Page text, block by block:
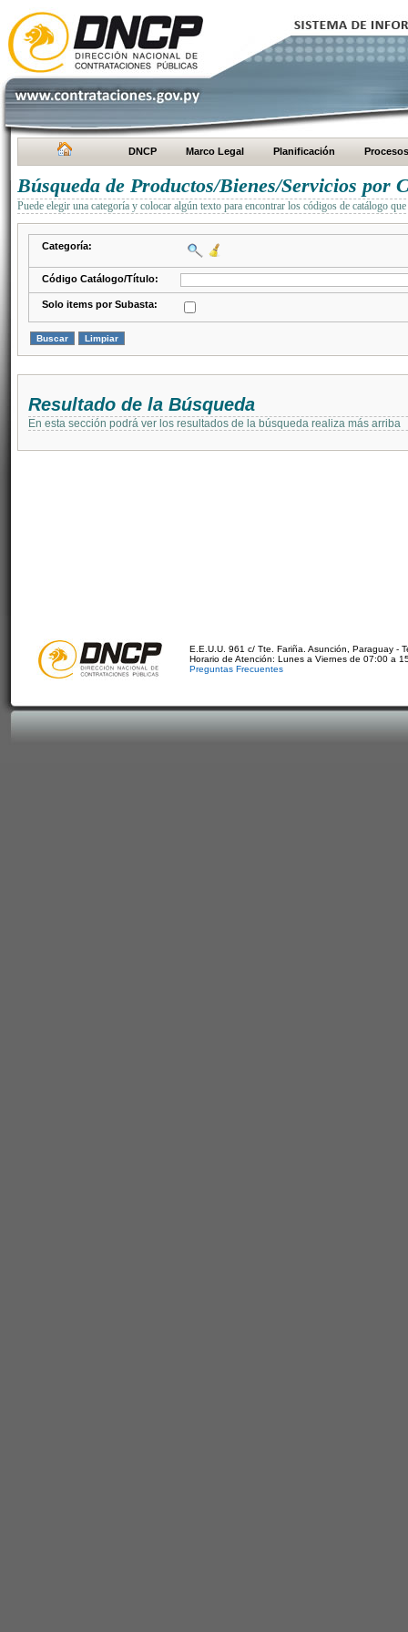
DNCP Marco Legal Planificación Procesos
Búsqueda de Productos/Bienes/Servicios por
Puede elegir una categoría y colocar algún texto para encontrar los códigos de catálogo
Categoría:
Código Catálogo/Título:
Solo items por Subasta:
Resultado de la Búsqueda
En esta sección podrá ver los resultados de la búsqueda realiza más arriba
E.E.U.U. 961 c/ Tte. Fariña. Asunción, Paraguay -
Horario de Atención: Lunes a Viernes de 07:00 a
Preguntas Frecuentes